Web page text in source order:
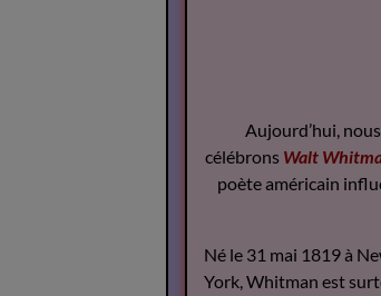
Aujourd’hui, nous
célébrons Walt
poète américain
Né le 31 mai 1819 à
York, Whitman est